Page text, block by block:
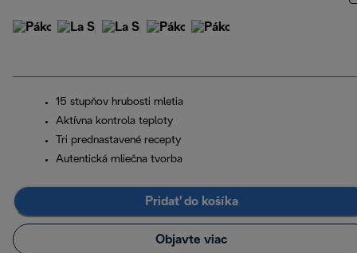
15 stupňov hrubosti mletia
Aktívna kontrola teploty
Tri prednastavené recepty
Autentická mliečna tvorba
Pridať do košíka
Objavte viac